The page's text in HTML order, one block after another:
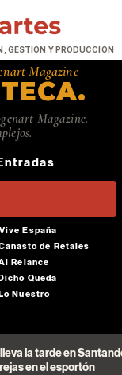
GESTIÓN Y PRODUCCIÓN
Magazine
Magazine.
Vive España
de Retales
Relance
Queda
Nuestro
la tarde en
en el esportón